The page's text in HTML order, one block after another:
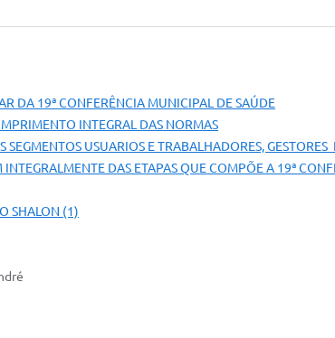
DA 19ª CONFERÊNCIA MUNICIPAL DE SAÚDE
INTEGRAL DAS NORMAS
USUARIOS E TRABALHADORES, GESTORES
DAS ETAPAS QUE COMPÕE A 19ª
SHALON (1)